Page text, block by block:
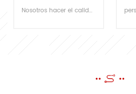
aprobados paraNosotros hacer el calidad mazos de cables del vehículo que están usando UL reconocidos componentes. dibujo de borrador CAD gratuito basado en su requisitos.